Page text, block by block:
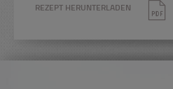
REZEPT HERUNTERLADEN